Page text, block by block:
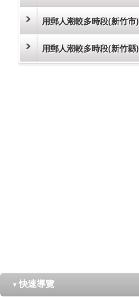
用郵人潮較多時段(新竹市)
用郵人潮較多時段(新竹縣)
▼ 快速導覽